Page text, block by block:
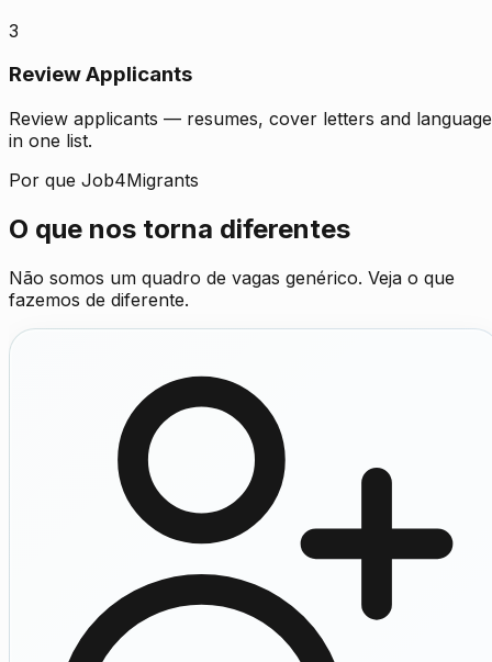
3
Review Applicants
Review applicants — resumes, cover letters and
in one list.
Por que Job4Migrants
O que nos torna diferentes
Não somos um quadro de vagas genérico. Veja o que
fazemos de diferente.